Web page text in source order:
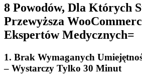
8 Powodów, Dla Których
Przewyższa
Ekspertów Medycznych=
1. Brak Wymaganych
– Wystarczy Tylko 30 Minut